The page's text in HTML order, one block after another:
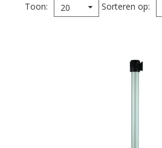
Toon 20 Sorteren op